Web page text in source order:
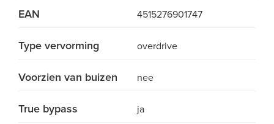
EAN 4515276901747
Type vervorming overdrive
Voorzien van buizen nee
True bypass ja